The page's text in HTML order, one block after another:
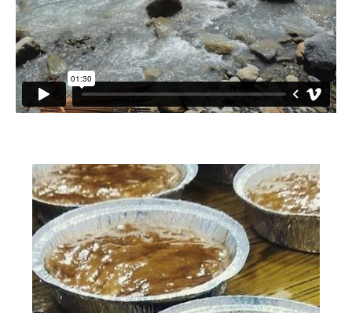
日光小林
小愛小林
媒體上的小林
誰是大武壠族
祭儀信仰
工藝服飾
民族植物
風味飲食
歌舞文化